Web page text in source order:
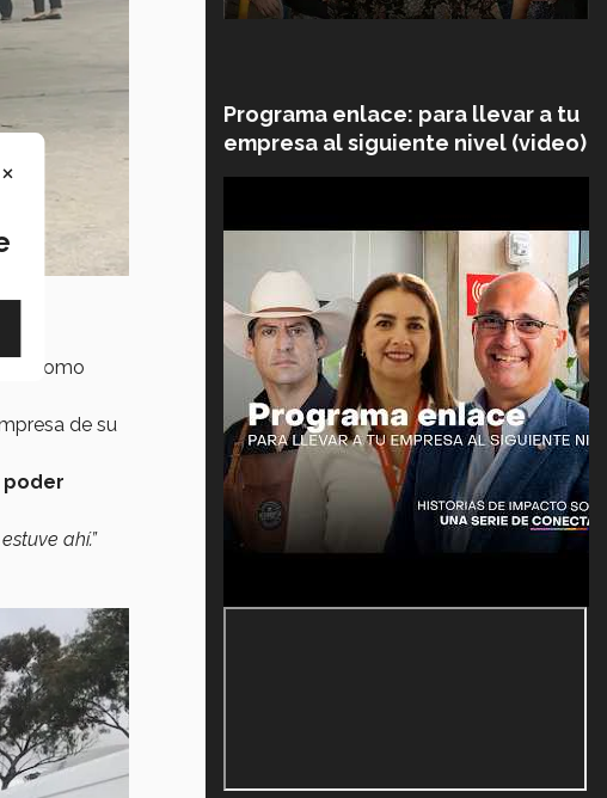
como
de su
poder
ahí.”
Programa enlace: para llevar a tu
empresa al siguiente nivel (video)
×